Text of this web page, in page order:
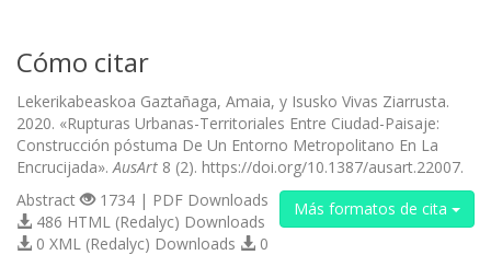
Cómo citar
Lekerikabeaskoa Gaztañaga, Amaia, y Isusko Vivas Ziarrusta.
2020. «Rupturas Urbanas-Territoriales Entre Ciudad-Paisaje:
Construcción póstuma De Un Entorno Metropolitano En La
Encrucijada». AusArt 8 (2). https://doi.org/10.1387/ausart.22007.
Más formatos de cita
Abstract
1734 | PDF Downloads
486 HTML (Redalyc) Downloads
0 XML (Redalyc) Downloads
0